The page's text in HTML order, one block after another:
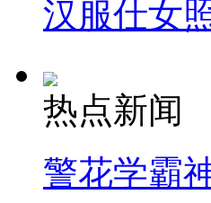
汉服仕女
热点新闻
警花学霸